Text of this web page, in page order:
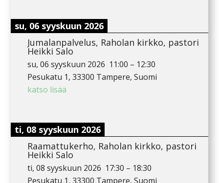
su, 06 syyskuun 2026
Jumalanpalvelus, Raholan kirkko, pastori
Heikki Salo
su, 06 syyskuun 2026 11:00 – 12:30
Pesukatu 1, 33300 Tampere, Suomi
katso lisää
ti, 08 syyskuun 2026
Raamattukerho, Raholan kirkko, pastori
Heikki Salo
ti, 08 syyskuun 2026 17:30 – 18:30
Pesukatu 1, 33300 Tampere, Suomi